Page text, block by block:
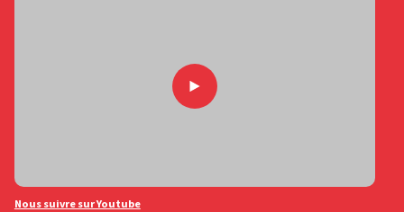
Nous suivre sur Youtube